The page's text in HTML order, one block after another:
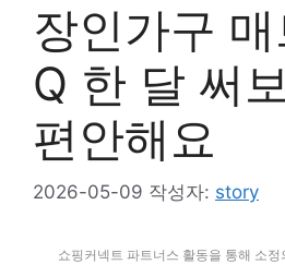
장인가구
Q 한 달 써
편안해요
2026-05-09 작성자: story
쇼핑커넥트 파트너스 활동을 통해 소